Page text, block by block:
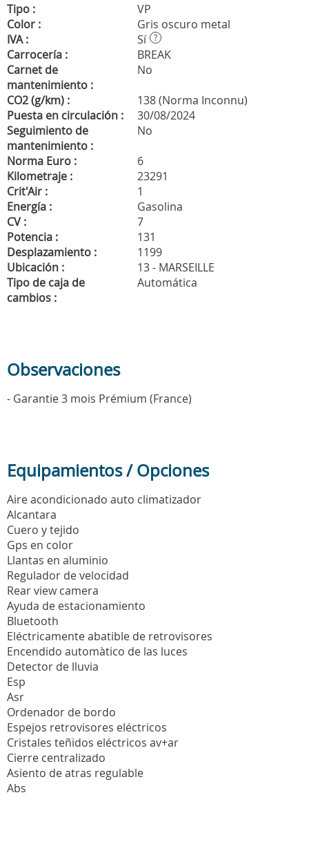
Tipo :
VP
Color :
Gris oscuro metal
IVA :
Sí ?
Carrocería :
BREAK
Carnet de
mantenimiento :
No
CO2 (g/km) :
138 (Norma Inconnu)
Puesta en circulación :
30/08/2024
Seguimiento de
mantenimiento :
No
Norma Euro :
6
Kilometraje :
23291
Crit'Air :
1
Energía :
Gasolina
CV :
7
Potencia :
131
Desplazamiento :
1199
Ubicación :
13 - MARSEILLE
Tipo de caja de
cambios :
Automática
Observaciones
- Garantie 3 mois Prémium (France)
Equipamientos / Opciones
Aire acondicionado auto climatizador
Alcantara
Cuero y tejido
Gps en color
Llantas en aluminio
Regulador de velocidad
Rear view camera
Ayuda de estacionamiento
Bluetooth
Eléctricamente abatible de retrovisores
Encendido automàtico de las luces
Detector de lluvia
Esp
Asr
Ordenador de bordo
Espejos retrovisores eléctricos
Cristales teñidos eléctricos av+ar
Cierre centralizado
Asiento de atras regulable
Abs